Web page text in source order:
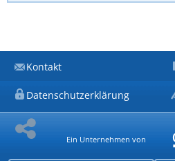
Kontakt
Datenschutzerklärung
Ein Unternehmen von